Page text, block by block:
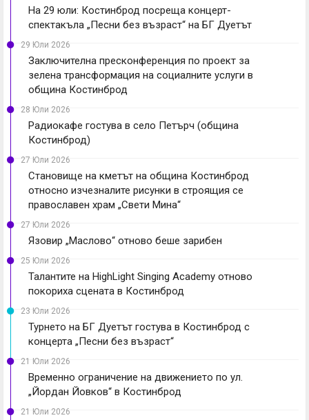
На 29 юли: Костинброд посреща концерт-
спектакъла „Песни без възраст“ на БГ Дуетът
29 Юли 2026
Заключителна пресконференция по проект за
зелена трансформация на социалните услуги в
община Костинброд
28 Юли 2026
Радиокафе гостува в село Петърч (община
Костинброд)
27 Юли 2026
Становище на кметът на община Костинброд
относно изчезналите рисунки в строящия се
православен храм „Свети Мина“
27 Юли 2026
Язовир „Маслово“ отново беше зарибен
25 Юли 2026
Талантите на HighLight Singing Academy отново
покориха сцената в Костинброд
23 Юли 2026
Турнето на БГ Дуетът гостува в Костинброд с
концерта „Песни без възраст“
21 Юли 2026
Временно ограничение на движението по ул.
„Йордан Йовков“ в Костинброд
21 Юли 2026